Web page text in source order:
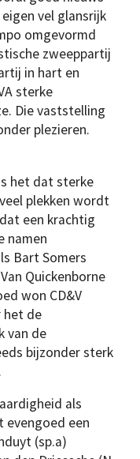
eigen vel glansrijk
omgevormd
zweeppartij
in hart en
sterke
Die vaststelling
plezieren.
het dat sterke
plekken wordt
een krachtig
namen
Bart Somers
Quickenborne
won CD&V
het de
van de
bijzonder sterk
als
een
(sp.a)